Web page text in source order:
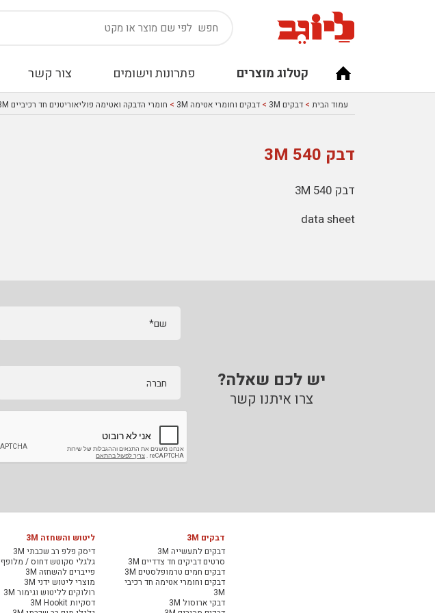
קטלוג מוצרים פתרונות וישומים צור קשר
עמוד הבית > דבקים 3M > דבקים וחומרי אטימה 3M > חומרי הדבקה ואטימה פוליאוריטנים חד רכיביים 3M
דבק 540 3M
דבק 540 3M
data sheet
יש לכם שאלה?
צרו איתנו קשר
שם*
חברה
דבקים 3M
דבקים לתעשייה 3M
סרטים דביקים חד צדדיים 3M
דבקים חמים טרמופלסטים 3M
דבקים וחומרי אטימה חד רכיבי
3M
דבקי ארוסול 3M
ליטוש והשחזה 3M
דיסק פלפ רב שכבתי 3M
גלגלי סקוטש דחוס / מלופף 3M
פייברים להשחזה 3M
מוצרי ליטוש ידני 3M
רולוקים לליטוש וגימור 3M
דסקיות 3M Hookit